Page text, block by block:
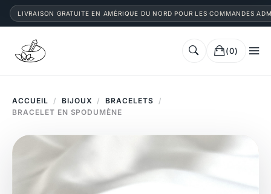
LIVRAISON GRATUITE EN AMÉRIQUE DU NORD POUR LES COMMANDES
(0)
ACCUEIL / BIJOUX / BRACELETS
/
BRACELET EN SPODUMÈNE